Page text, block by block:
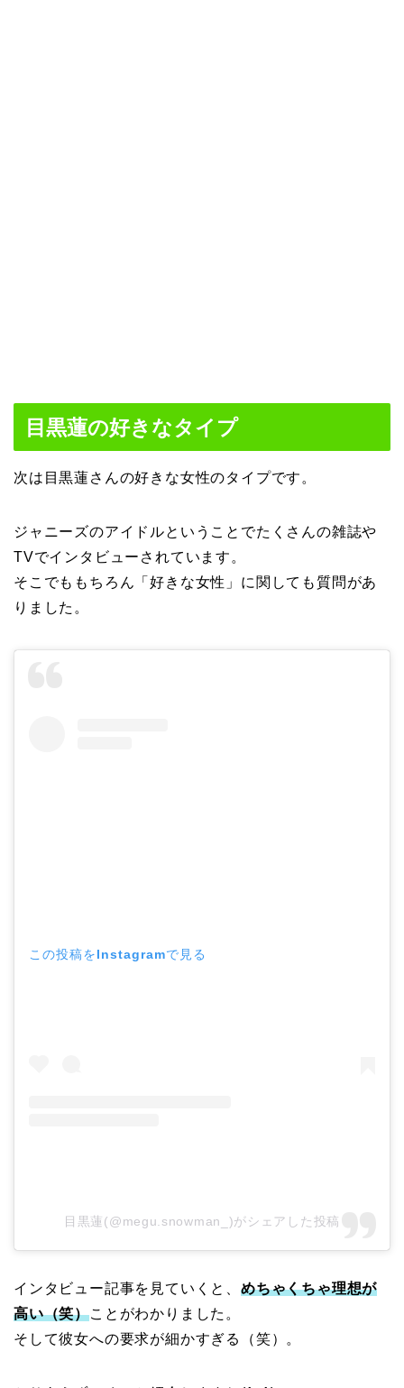
目黒蓮の好きなタイプ
次は目黒蓮さんの好きな女性のタイプです。
ジャニーズのアイドルということでたくさんの雑誌や
TVでインタビューされています。
そこでももちろん「好きな女性」に関しても質問があ
りました。
この投稿をInstagramで見る
目黒蓮(@megu.snowman_)がシェアした投稿
インタビュー記事を見ていくと、 めちゃくちゃ理想が
高い（笑）ことがわかりました。
そして彼女への要求が細かすぎる（笑）。